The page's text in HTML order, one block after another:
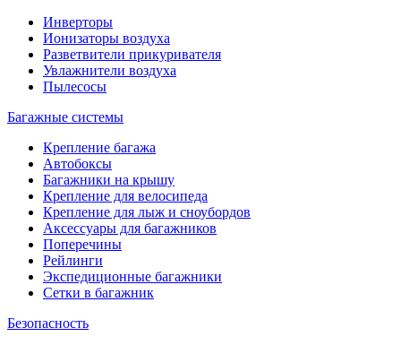
Инверторы
Ионизаторы воздуха
Разветвители прикуривателя
Увлажнители воздуха
Пылесосы
Багажные системы
Крепление багажа
Автобоксы
Багажники на крышу
Крепление для велосипеда
Крепление для лыж и сноубордов
Аксессуары для багажников
Поперечины
Рейлинги
Экспедиционные багажники
Сетки в багажник
Безопасность